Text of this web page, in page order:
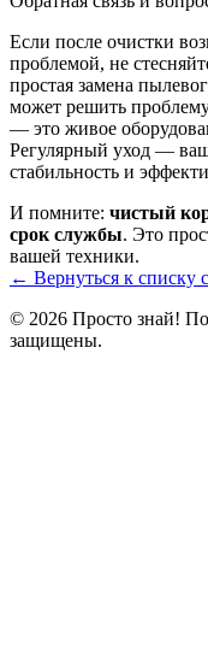
Если после очистки
проблемой, не
простая замена
может решить
— это живое
Регулярный уход —
стабильность и
И помните: чистый
срок службы. Это
вашей техники.
← Вернуться к списку
© 2026 Просто знай!
защищены.